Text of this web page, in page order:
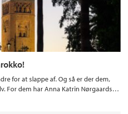
for at slappe af. Og så er der dem,
For dem har Anna Katrin Nørgaards…